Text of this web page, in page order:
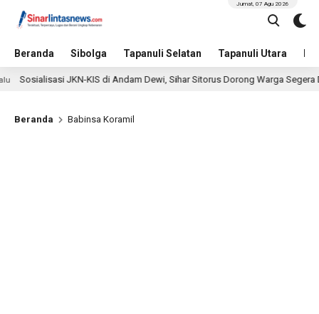
Beranda Sibolga Tapanuli Selatan Tapanuli Utara
Jumat, 07 Agu 2026
Sosialisasi JKN-KIS di Andam Dewi, Sihar Sitorus Dorong Warga Segera
Beranda Babinsa Koramil